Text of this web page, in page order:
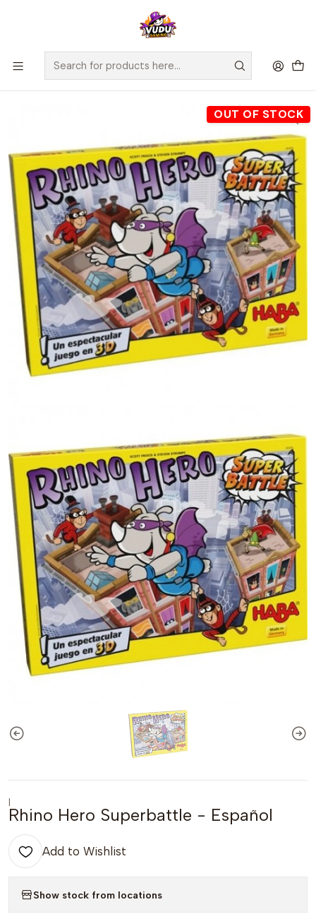
🚀 ¡Despachamos a todo Chile! Envío GRATIS a Regiones sobre
$100.000 y a RM sobre $35.000
Home Juegos de Mesa Competitivos
Rhino Hero Superbattle - Español
OUT OF STOCK
|
Rhino Hero Superbattle - Español
Add to Wishlist
Show stock from locations